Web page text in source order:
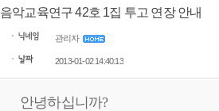
음악교육연구 42호 1집 투고 연장 안내
관리자
2013-01-02 14:40:13
안녕하십니까?